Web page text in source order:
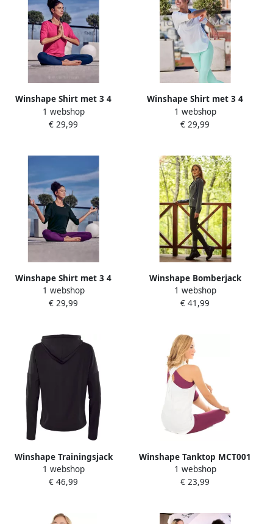
Winshape Shirt met 3 4
mouwen MCS004 Ultralicht
1 webshop
€ 29,99
Winshape Shirt met 3 4
mouwen MCS004 Ultralicht
1 webshop
€ 29,99
Winshape Shirt met 3 4
mouwen MCS004 Ultralicht
1 webshop
€ 29,99
Winshape Bomberjack
Functional Comfort Bomber
Jacket J007C
1 webshop
€ 41,99
Winshape Trainingsjack
Functional Comfort Jacket
J008C
1 webshop
€ 46,99
Winshape Tanktop MCT001
Ultralicht
1 webshop
€ 23,99